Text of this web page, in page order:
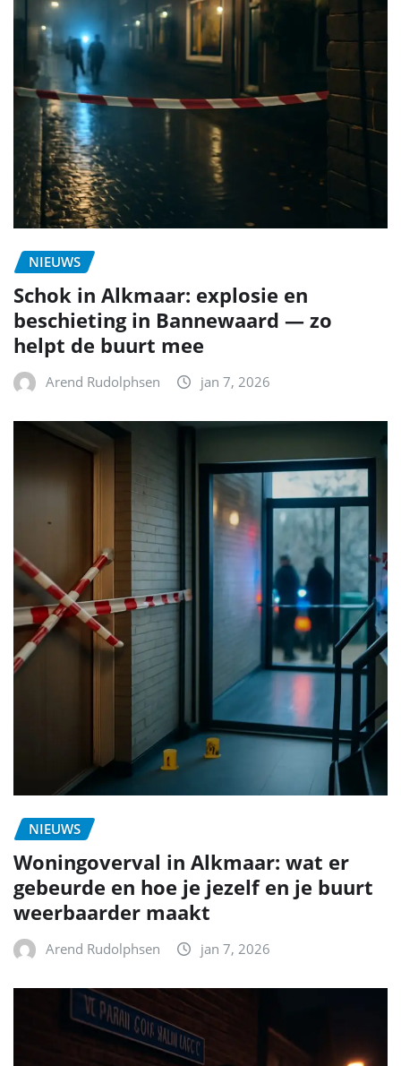
NIEUWS
Schok in Alkmaar: explosie en
beschieting in Bannewaard — zo
helpt de buurt mee
Arend Rudolphsen jan 7, 2026
NIEUWS
Woningoverval in Alkmaar: wat er
gebeurde en hoe je jezelf en je buurt
weerbaarder maakt
Arend Rudolphsen jan 7, 2026